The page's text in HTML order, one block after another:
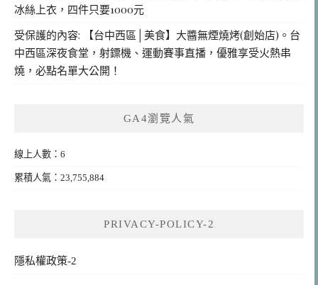
冰絲上衣，四件只要1000元
受保護的內容: 【台中西區│美食】大醬無煙燒烤(創始店)。台
中西區深夜食堂，射鏢機、運動賽事直播，優雅享受火熱串
燒，必點名單大公開！
GA4瀏覽人氣
線上人數：6
累積人氣：23,755,884
PRIVACY-POLICY-2
隱私權政策-2